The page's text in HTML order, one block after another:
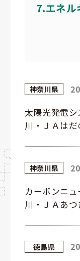
7.エネル
神奈川県
太陽光発電
川・ＪＡはだ
神奈川県
カーボンニ
川・ＪＡあつ
徳島県